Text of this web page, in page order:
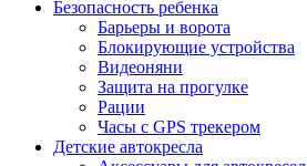
Безопасность ребенка
Барьеры и ворота
Блокирующие устройства
Видеоняни
Защита на прогулке
Рации
Часы с GPS трекером
Детские автокресла